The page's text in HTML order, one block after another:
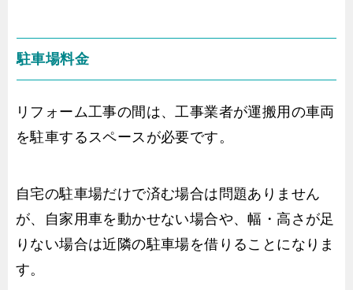
駐車場料金
リフォーム工事の間は、工事業者が運搬用の車両
を駐車するスペースが必要です。
自宅の駐車場だけで済む場合は問題ありません
が、自家用車を動かせない場合や、幅・高さが足
りない場合は近隣の駐車場を借りることになりま
す。